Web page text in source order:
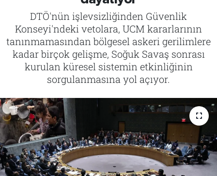
DTÖ'nün işlevsizliğinden Güvenlik
Konseyi'ndeki vetolara, UCM kararlarının
tanınmamasından bölgesel askeri gerilimlere
kadar birçok gelişme, Soğuk Savaş sonrası
kurulan küresel sistemin etkinliğinin
sorgulanmasına yol açıyor.
Tarih
İletişim
Künye